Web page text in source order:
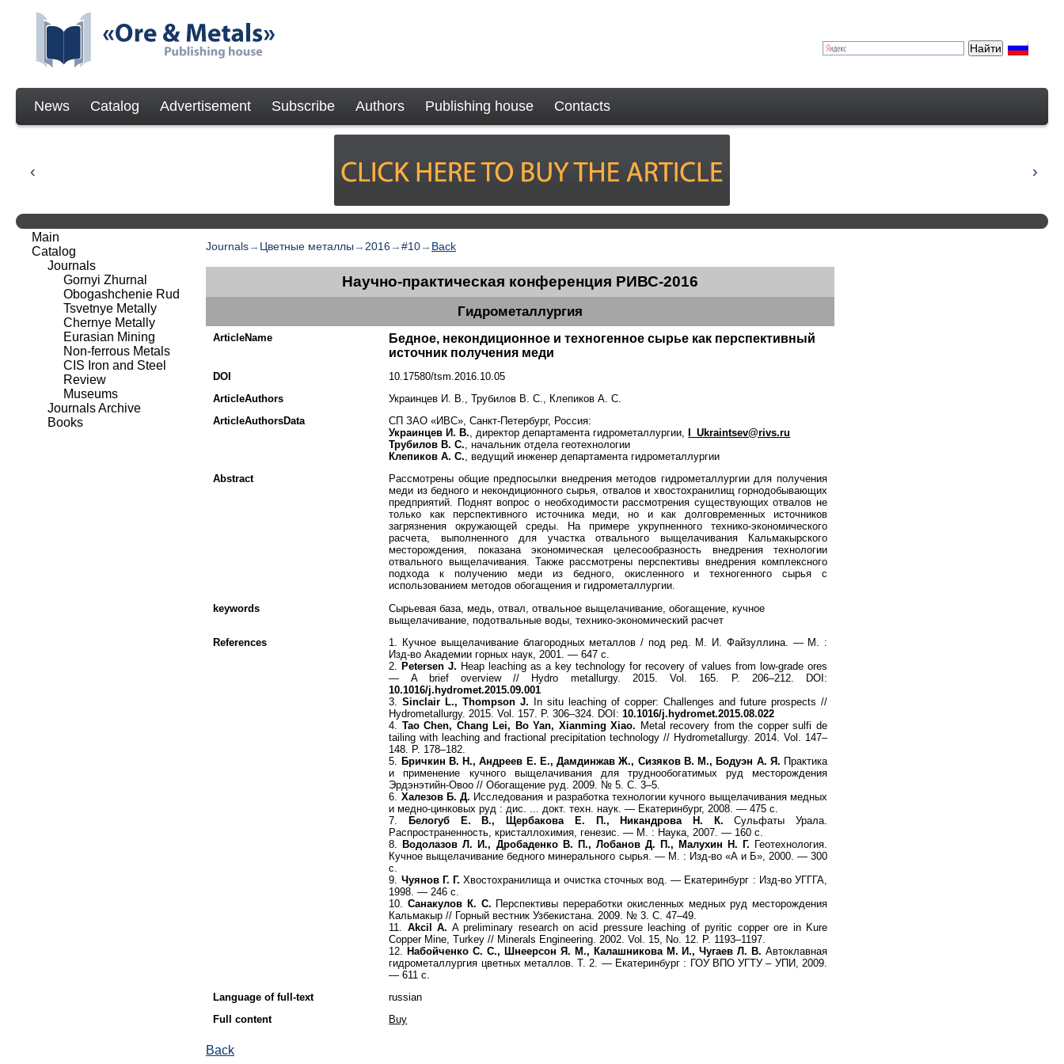
News Catalog Advertisement Subscribe Authors Publishing house Contacts
Journals→ Цветные металлы → 2016→#10→ Back
Научно-практическая конференция РИВС-2016
Гидрометаллургия
ArticleName
Бедное, некондиционное и техногенное сырье как перспективный
источник получения меди
DOI
10.17580/tsm.2016.10.05
ArticleAuthors
Украинцев И. В., Трубилов В. С., Клепиков А. С.
ArticleAuthorsData
СП ЗАО «ИВС», Санкт-Петербург, Россия:
Украинцев И. В., директор департамента гидрометаллургии,
I_Ukraintsev@rivs.ru
Трубилов В. С., начальник отдела геотехнологии
Клепиков А. С., ведущий инженер департамента гидрометаллургии
Abstract
Рассмотрены общие предпосылки внедрения методов гидрометаллургии для получения
меди из бедного и некондиционного сырья, отвалов и хвостохранилищ горнодобывающих
предприятий. Поднят вопрос о необходимости рассмотрения существующих отвалов не
только как перспективного источника меди, но и как долговременных источников
загрязнения окружающей среды. На примере укрупненного технико-экономического
расчета, выполненного для участка отвального выщелачивания Кальмакырского
месторождения, показана экономическая целесообразность внедрения технологии
отвального выщелачивания. Также рассмотрены перспективы внедрения комплексного
подхода к получению меди из бедного, окисленного и техногенного сырья с
использованием методов обогащения и гидрометаллургии.
keywords
Сырьевая база, медь, отвал, отвальное выщелачивание, обогащение, кучное
выщелачивание, подотвальные воды, технико-экономический расчет
References
1. Кучное выщелачивание благородных металлов / под ред. М. И. Файзуллина. — М. :
Изд-во Академии горных наук, 2001. — 647 с.
2. Petersen J. Heap leaching as a key technology for recovery of values from low-grade ores
— A brief overview // Hydro metallurgy. 2015. Vol. 165. P. 206–212. DOI:
10.1016/j.hydromet.2015.09.001
3.Sinclair L., Thompson J. In situ leaching of copper: Challenges and future prospects //
Hydrometallurgy. 2015. Vol. 157. P. 306–324. DOI:10.1016/j.hydromet.2015.08.022
4. Tao Chen, Chang Lei, Bo Yan, Xianming Xiao. Metal recovery from the copper sulfi de
tailing with leaching and fractional precipitation technology // Hydrometallurgy. 2014. Vol. 147–
148. P. 178–182.
5. Бричкин В. Н., Андреев Е. Е., Дамдинжав Ж., Сизяков В. М., Бодуэн А. Я. Практика
и применение кучного выщелачивания для труднообогатимых руд месторождения
Эрдэнэтийн-Овоо // Обогащение руд. 2009. № 5. С. 3–5.
6. Халезов Б. Д. Исследования и разработка технологии кучного выщелачивания медных
и медно-цинковых руд : дис. ... докт. техн. наук. — Екатеринбург, 2008. — 475 с.
7.Белогуб Е. В., Щербакова Е. П., Никандрова Н. К. Сульфаты Урала.
Распространенность, кристаллохимия, генезис. — М. : Наука, 2007. — 160 с.
8.Водолазов Л. И., Дробаденко В. П., Лобанов Д. П., Малухин Н. Г. Геотехнология.
Кучное выщелачивание бедного минерального сырья. — М. : Изд-во «А и Б», 2000. — 300
с.
9. Чуянов Г. Г. Хвостохранилища и очистка сточных вод. — Екатеринбург : Изд-во УГГГА,
1998. — 246 с.
10.
Санакулов К. С. Перспективы переработки окисленных медных руд месторождения
Кальмакыр // Горный вестник Узбекистана. 2009. № 3. С. 47–49.
11. Akcil A. A preliminary research on acid pressure leaching of pyritic copper ore in Kure
Copper Mine, Turkey // Minerals Engineering. 2002. Vol. 15, No. 12. P. 1193–1197.
12.Набойченко С. С., Шнеерсон Я. М., Калашникова М. И., Чугаев Л. В. Автоклавная
гидрометаллургия цветных металлов. Т. 2. — Екатеринбург : ГОУ ВПО УГТУ – УПИ, 2009.
— 611 с.
Language of full-text
russian
Full content
Buy
Back
Main
Catalog
Journals
Gornyi Zhurnal
Obogashchenie Rud
Tsvetnye Metally
Chernye Metally
Eurasian Mining
Non-ferrous Metals
CIS Iron and Steel
Review
Museums
Journals Archive
Books